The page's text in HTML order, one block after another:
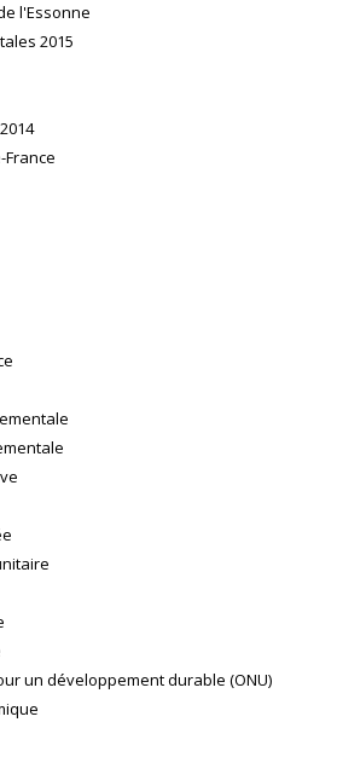
l'Essonne
2015
un développement durable (ONU)